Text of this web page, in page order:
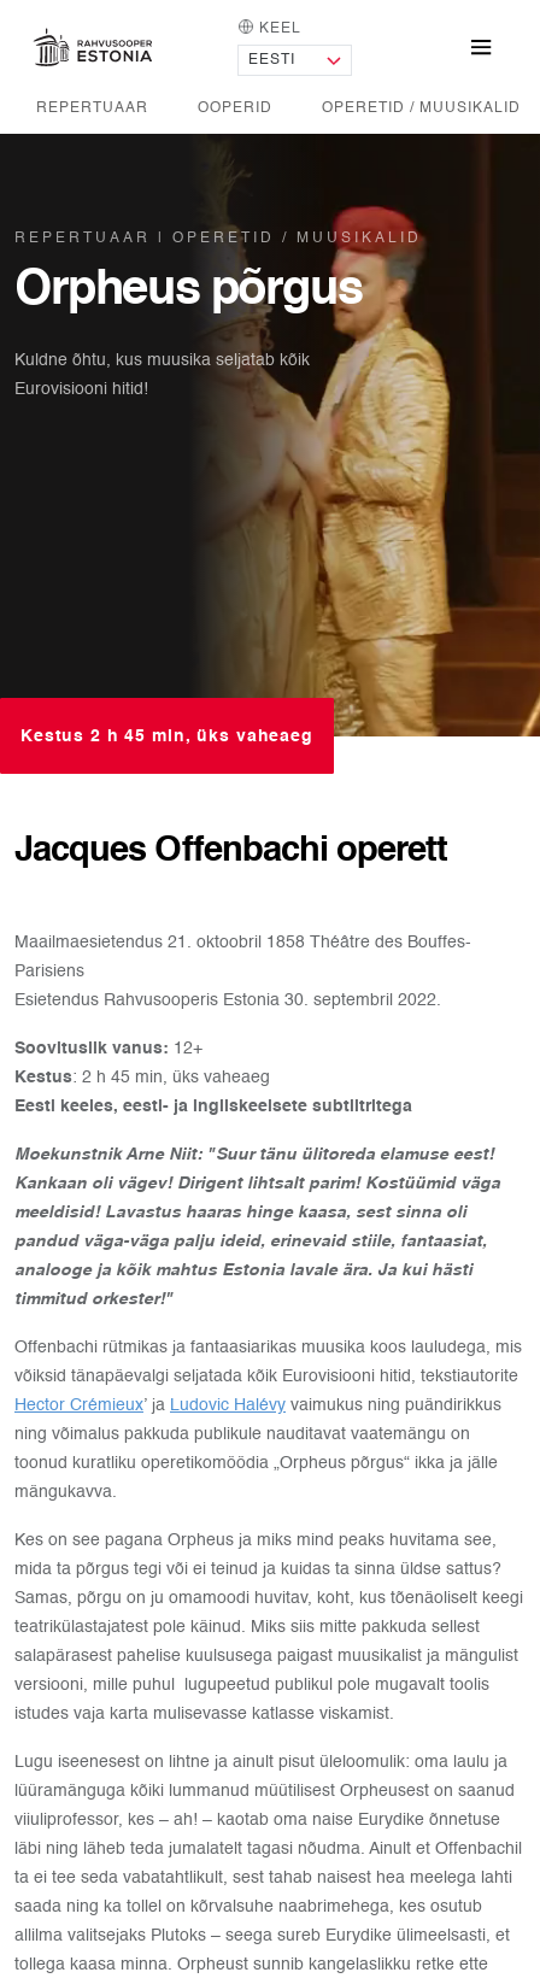
AVALEHT KEEL
REPERTUAAR OOPERID OPERETID / MUUSIKALID
REPERTUAAR OPERETID / MUUSIKALID
Orpheus põrgus
Kuldne õhtu, kus muusika seljatab kõik
Eurovisiooni hitid!
Kestus 2 h 45 min, üks vaheaeg
Jacques Offenbachi operett
Maailmaesietendus 21. oktoobril 1858 Théâtre des Bouffes-
Parisiens
Esietendus Rahvusooperis Estonia 30. septembril 2022.
Soovituslik vanus: 12+
Kestus: 2 h 45 min, üks vaheaeg
Eesti keeles, eesti- ja ingliskeelsete subtiitritega
Moekunstnik Arne Niit: "Suur tänu ülitoreda elamuse eest!
Kankaan oli vägev! Dirigent lihtsalt parim! Kostüümid väga
meeldisid! Lavastus haaras hinge kaasa, sest sinna oli
pandud väga-väga palju ideid, erinevaid stiile, fantaasiat,
analooge ja kõik mahtus Estonia lavale ära. Ja kui hästi
timmitud orkester!"
Offenbachi rütmikas ja fantaasiarikas muusika koos lauludega, mis
võiksid tänapäevalgi seljatada kõik Eurovisiooni hitid, tekstiautorite
Hector Crémieux’ ja Ludovic Halévy vaimukus ning puändirikkus
ning võimalus pakkuda publikule nauditavat vaatemängu on
toonud kuratliku operetikomöödia „Orpheus põrgus“ ikka ja jälle
mängukavva.
Kes on see pagana Orpheus ja miks mind peaks huvitama see,
mida ta põrgus tegi või ei teinud ja kuidas ta sinna üldse sattus?
Samas, põrgu on ju omamoodi huvitav, koht, kus tõenäoliselt keegi
teatrikülastajatest pole käinud. Miks siis mitte pakkuda sellest
salapärasest pahelise kuulsusega paigast muusikalist ja mängulist
versiooni, mille puhul lugupeetud publikul pole mugavalt toolis
istudes vaja karta mulisevasse katlasse viskamist.
Lugu iseenesest on lihtne ja ainult pisut üleloomulik: oma laulu ja
lüüramänguga kõiki lummanud müütilisest Orpheusest on saanud
viiuliprofessor, kes – ah! – kaotab oma naise Eurydike õnnetuse
läbi ning läheb teda jumalatelt tagasi nõudma. Ainult et Offenbachil
ta ei tee seda vabatahtlikult, sest tahab naisest hea meelega lahti
saada ning ka tollel on kõrvalsuhe naabrimehega, kes osutub
allilma valitsejaks Plutoks – seega sureb Eurydike ülimeelsasti, et
tollega kaasa minna. Orpheust sunnib kangelaslikku retke ette